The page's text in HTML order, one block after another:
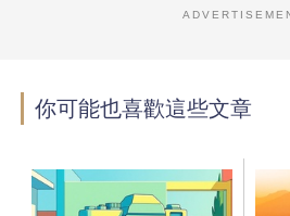
你可能也喜歡這些文章